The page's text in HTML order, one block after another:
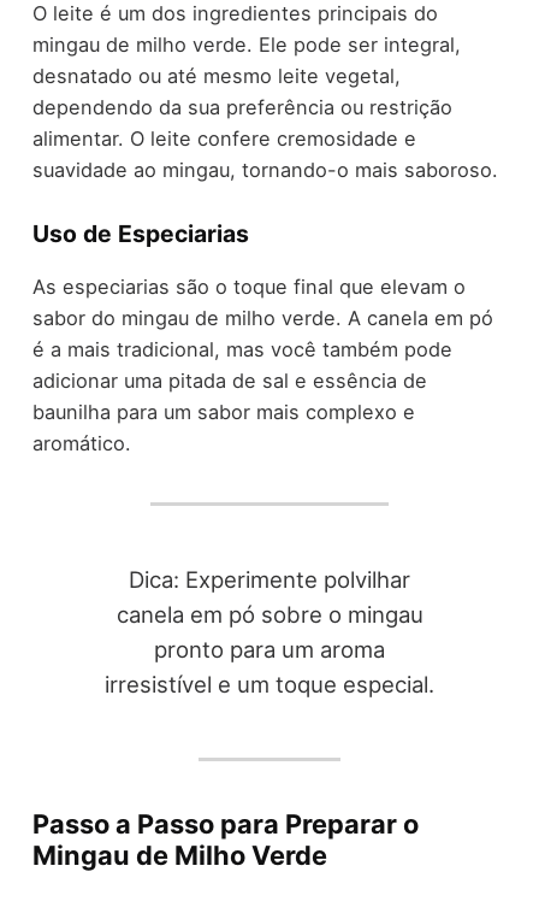
O leite é um dos ingredientes principais do
mingau de milho verde. Ele pode ser integral,
desnatado ou até mesmo leite vegetal,
dependendo da sua preferência ou restrição
alimentar. O leite confere cremosidade e
suavidade ao mingau, tornando-o mais saboroso.
Uso de Especiarias
As especiarias são o toque final que elevam o
sabor do mingau de milho verde. A canela em pó
é a mais tradicional, mas você também pode
adicionar uma pitada de sal e essência de
baunilha para um sabor mais complexo e
aromático.
Dica: Experimente polvilhar
canela em pó sobre o mingau
pronto para um aroma
irresistível e um toque especial.
Passo a Passo para Preparar o
Mingau de Milho Verde